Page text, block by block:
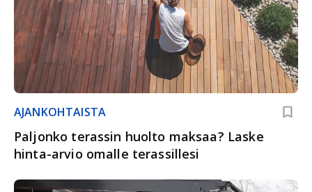
AJANKOHTAISTA
Paljonko terassin huolto maksaa? Laske
hinta-arvio omalle terassillesi